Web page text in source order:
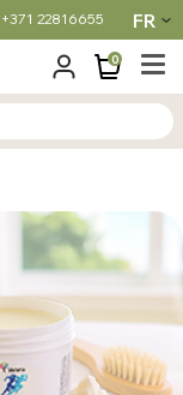
FR
+371 22816655
0